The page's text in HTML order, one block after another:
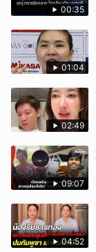
00:35
01:04
02:49
09:07
04:52